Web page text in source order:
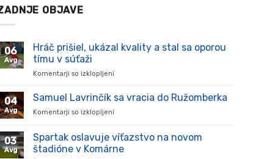
OBJAVE
06
Avg
Hráč prišiel, ukázal kvality a stal sa oporou
tímu v súťaži
Komentarji so izklopljeni
prišiel,
stal
sa
04
Avg
Samuel Lavrinčík sa vracia do Ružomberka
Komentarji so izklopljeni
Lavrinčík
vracia
03
Avg
Spartak oslavuje víťazstvo na novom
štadióne v Komárne